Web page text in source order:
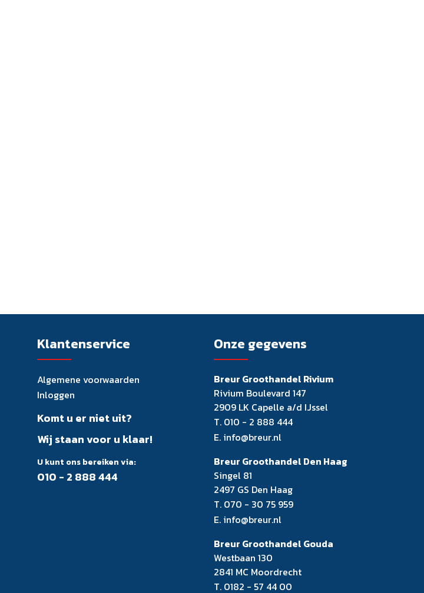
Klantenservice
Algemene voorwaarden
Inloggen
Komt u er niet uit?
Wij staan voor u klaar!
U kunt ons bereiken via:
010 - 2 888 444
Onze gegevens
Breur Groothandel Rivium
Rivium Boulevard 147
2909 LK Capelle a/d IJssel
T. 010 - 2 888 444
E. info@breur.nl
Breur Groothandel Den Haag
Singel 81
2497 GS Den Haag
T. 070 - 30 75 959
E. info@breur.nl
Breur Groothandel Gouda
Westbaan 130
2841 MC Moordrecht
T. 0182 - 57 44 00